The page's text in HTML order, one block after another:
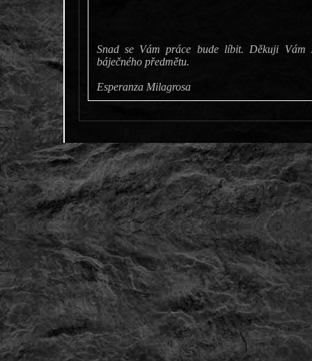
Snad se Vám práce bude líbit. Děkuji Vám
báječného předmětu.
Esperanza Milagrosa